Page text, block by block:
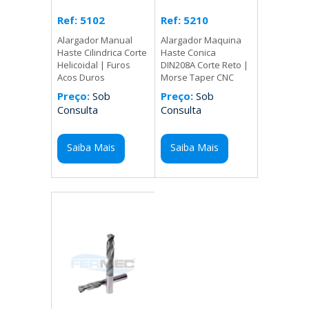
Ref: 5102
Alargador Manual
Haste Cilindrica Corte
Helicoidal | Furos
Acos Duros
Preço: Sob
Consulta
Saiba Mais
Ref: 5210
Alargador Maquina
Haste Conica
DIN208A Corte Reto |
Morse Taper CNC
Preço:Sob
Consulta
Saiba Mais